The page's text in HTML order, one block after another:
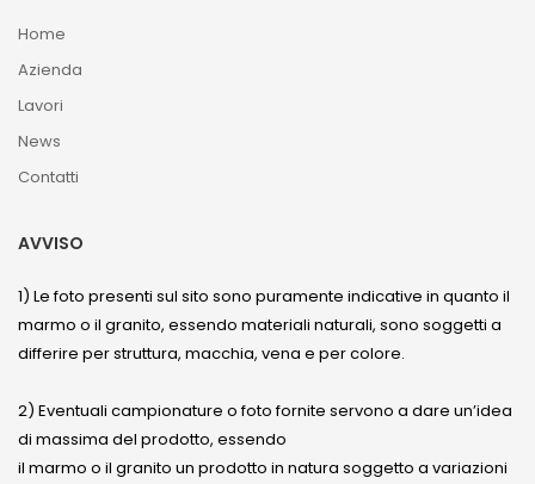
Home
Azienda
Lavori
News
Contatti
AVVISO
1) Le foto presenti sul sito sono puramente indicative in quanto il
marmo o il granito, essendo materiali naturali, sono soggetti a
differire per struttura, macchia, vena e per colore.
2) Eventuali campionature o foto fornite servono a dare un’idea
di massima del prodotto, essendo
il marmo o il granito un prodotto in natura soggetto a variazioni